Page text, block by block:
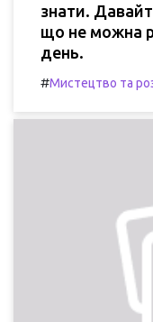
знати.
що не можна
день.
#Мистецтво та